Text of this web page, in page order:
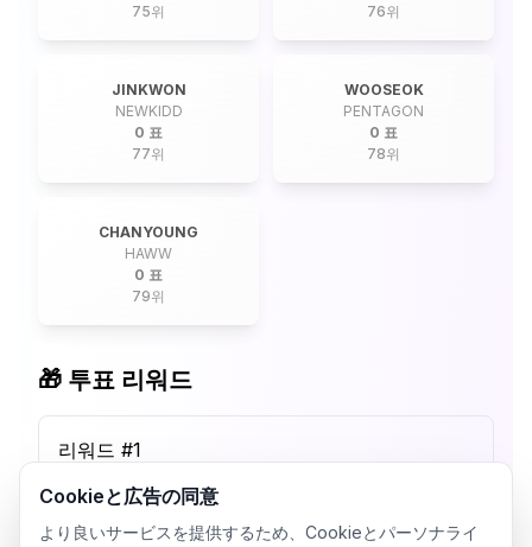
75위
76위
JINKWON
NEWKIDD
0 표
77위
WOOSEOK
PENTAGON
0 표
78위
CHANYOUNG
HAWW
0 표
79위
🎁 투표 리워드
리워드 #1
Cookieと広告の同意
より良いサービスを提供するため、Cookieとパーソナライ